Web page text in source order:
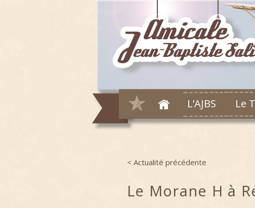
L’AJBS Le
Post navigation
< Actualité précédente
Le Morane H à